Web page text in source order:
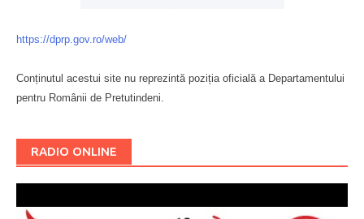
https://dprp.gov.ro/web/
Conținutul acestui site nu reprezintă poziția oficială a Departamentului
pentru Românii de Pretutindeni.
RADIO ONLINE